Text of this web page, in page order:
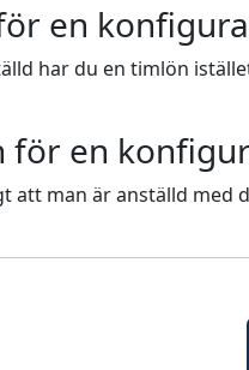
en
har du en timlön
för en
att man är anställd med